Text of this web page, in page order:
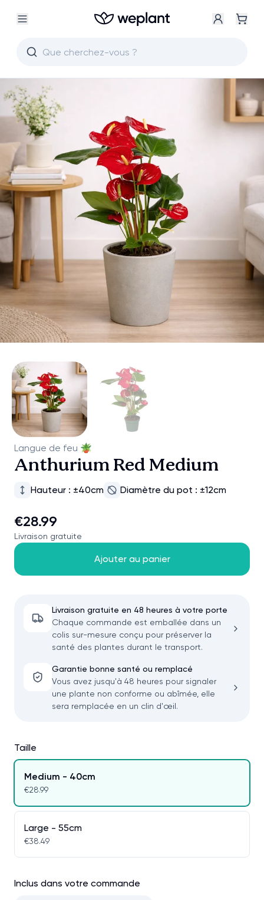
Langue de feu 🪴
Anthurium Red Medium
Hauteur : ±40cm Diamètre du pot : ±12cm
€28.99
Livraison gratuite
Ajouter au panier
Livraison gratuite en 48 heures à votre porte
Chaque commande est emballée dans un
colis sur-mesure conçu pour préserver la
santé des plantes durant le transport.
Garantie bonne santé ou remplacé
Vous avez jusqu'à 48 heures pour signaler
une plante non conforme ou abîmée, elle
sera remplacée en un clin d'œil.
Taille
Medium - 40cm
€28.99
Large - 55cm
€38.49
Inclus dans votre commande